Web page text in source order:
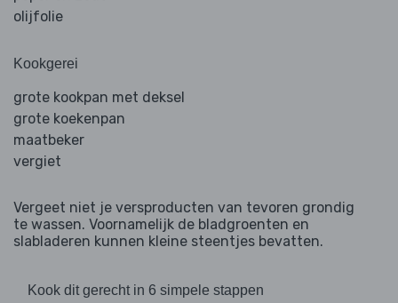
olijfolie
Kookgerei
grote kookpan met deksel
grote koekenpan
maatbeker
vergiet
Vergeet niet je versproducten van tevoren grondig
te wassen. Voornamelijk de bladgroenten en
slabladeren kunnen kleine steentjes bevatten.
Kook dit gerecht in 6 simpele stappen